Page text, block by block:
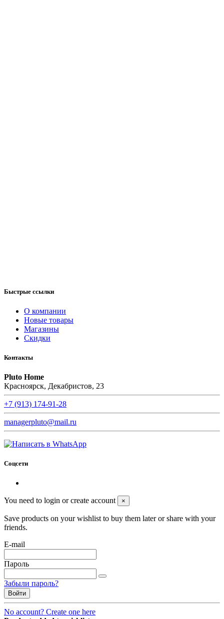
Быстрые ссылки
О компании
Новые товары
Магазины
Скидки
Контакты
Pluto Home
Красноярск, Декабристов, 23
+7 (913) 174-91-28
managerpluto@mail.ru
Соцсети
You need to login or create account ×
Save products on your wishlist to buy them later or share with your
friends.
E-mail
Пароль
Забыли пароль?
Войти
No account? Create one here